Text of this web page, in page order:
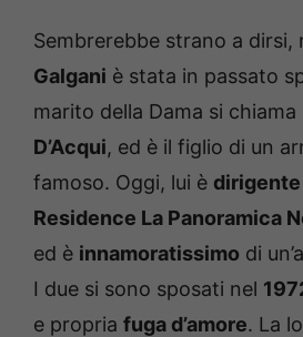
Sembrerebbe strano a dirsi,
Galgani è stata in passato
marito della Dama si chiama
D’Acqui, ed è il figlio di un
famoso. Oggi, lui è dirigente
Residence La Panoramica
ed è innamoratissimo di
I due si sono sposati nel
e propria fuga d’amore. La